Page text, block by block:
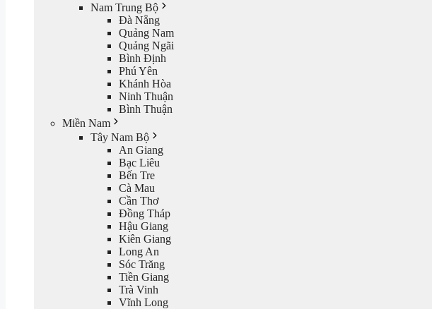
Nam Trung Bộ
Đà Nẵng
Quảng Nam
Quảng Ngãi
Bình Định
Phú Yên
Khánh Hòa
Ninh Thuận
Bình Thuận
Miền Nam
Tây Nam Bộ
An Giang
Bạc Liêu
Bến Tre
Cà Mau
Cần Thơ
Đồng Tháp
Hậu Giang
Kiên Giang
Long An
Sóc Trăng
Tiền Giang
Trà Vinh
Vĩnh Long